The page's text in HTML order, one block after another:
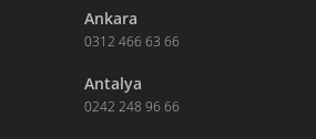
Ankara
0312 466 63 66
Antalya
0242 248 96 66